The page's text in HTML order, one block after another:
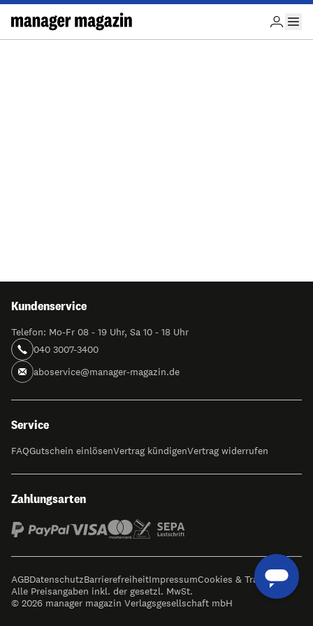
Kundenservice
Telefon: Mo-Fr 08 - 19 Uhr, Sa 10 - 18 Uhr
040 3007-3400
aboservice@manager-magazin.de
Service
FAQGutschein einlösenVertrag kündigenVertrag widerrufen
Zahlungsarten
AGBDatenschutzBarrierefreiheitImpressumCookies & Tracking
Alle Preisangaben inkl. der gesetzl. MwSt.
© 2026 manager magazin Verlagsgesellschaft mbH